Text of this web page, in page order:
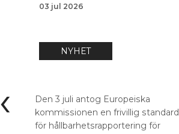
03 jul 2026
NYHET
Den 3 juli antog Europeiska
kommissionen en frivillig standard
för hållbarhetsrapportering för
‹